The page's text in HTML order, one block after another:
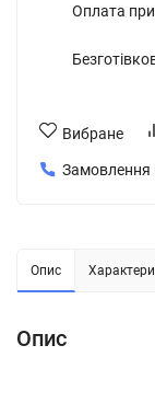
Оплата
Вибране
Замовлення
Опис
Опис